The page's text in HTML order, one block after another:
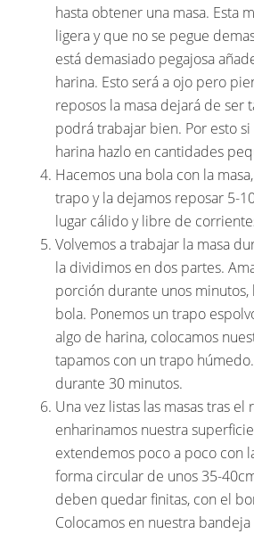
hasta obtener una masa. Esta
ligera y que no se pegue
está demasiado pegajosa
harina. Esto será a ojo pero
reposos la masa dejará de ser
podrá trabajar bien. Por esto
harina hazlo en cantidades
Hacemos una bola con la
trapo y la dejamos reposar 5-
lugar cálido y libre de
Volvemos a trabajar la masa
la dividimos en dos partes.
porción durante unos
bola. Ponemos un trapo
algo de harina, colocamos
tapamos con un trapo
durante 30 minutos.
Una vez listas las masas tras el
enharinamos nuestra
extendemos poco a poco con
forma circular de unos 35-
deben quedar finitas, con el
Colocamos en nuestra